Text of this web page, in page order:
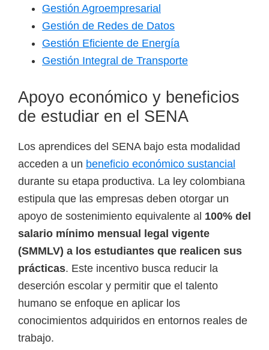
Gestión Agroempresarial
Gestión de Redes de Datos
Gestión Eficiente de Energía
Gestión Integral de Transporte
Apoyo económico y beneficios
de estudiar en el SENA
Los aprendices del SENA bajo esta modalidad
acceden a un beneficio económico sustancial
durante su etapa productiva. La ley colombiana
estipula que las empresas deben otorgar un
apoyo de sostenimiento equivalente al 100% del
salario mínimo mensual legal vigente
(SMMLV) a los estudiantes que realicen sus
prácticas. Este incentivo busca reducir la
deserción escolar y permitir que el talento
humano se enfoque en aplicar los
conocimientos adquiridos en entornos reales de
trabajo.